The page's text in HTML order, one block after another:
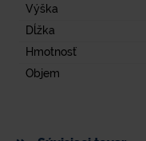
Výška
Dĺžka
Hmotnosť
Objem